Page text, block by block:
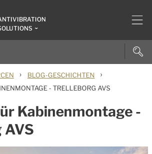
› BLOG-GESCHICHTEN ›
- TRELLEBORG AVS
Kabinenmontage -
AVS